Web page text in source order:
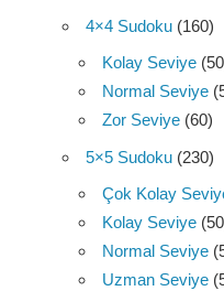
4×4 Sudoku (160)
Kolay Seviye
Normal Seviye
Zor Seviye (60)
5×5 Sudoku (230)
Çok Kolay
Kolay Seviye
Normal Seviye
Uzman Seviye